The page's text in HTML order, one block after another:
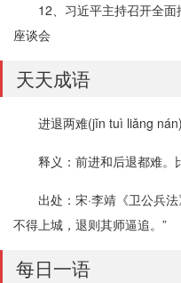
12、习近平主持召开全
座谈会
天天成语
进退两难(jǐn tuì liǎng nán)
释义：前进和后退都难。
出处：宋·李靖《卫公兵
不得上城，退则其师逼追。”
每日一语